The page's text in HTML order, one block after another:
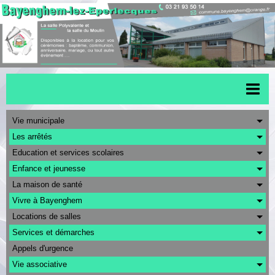
Accueil
Menu scolaire
Actualités
Transports
Urbanisme
CAPSO
Agenda
Vie municipale
Les arrêtés
Education et services scolaires
Enfance et jeunesse
La maison de santé
Vivre à Bayenghem
Locations de salles
Services et démarches
Appels d'urgence
Vie associative